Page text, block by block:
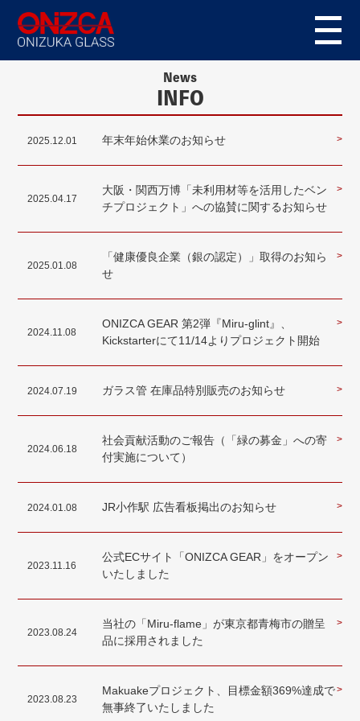
News
INFO
2025.12.01 年末年始休業のお知らせ >
2025.04.17
大阪・関西万博「未利用材等を活用したベン
チプロジェクト」への協賛に関するお知らせ
>
2025.01.08
「健康優良企業（銀の認定）」取得のお知ら
せ
>
2024.11.08
ONIZCA GEAR 第2弾『Miru-glint』、
Kickstarterにて11/14よりプロジェクト開始
>
2024.07.19 ガラス管 在庫品特別販売のお知らせ >
2024.06.18
社会貢献活動のご報告（「緑の募金」への寄
付実施について）
>
2024.01.08 JR小作駅 広告看板掲出のお知らせ >
2023.11.16
公式ECサイト「ONIZCA GEAR」をオープン
いたしました
>
2023.08.24
当社の「Miru-flame」が東京都青梅市の贈呈
品に採用されました
>
2023.08.23
Makuakeプロジェクト、目標金額369%達成で
無事終了いたしました
>